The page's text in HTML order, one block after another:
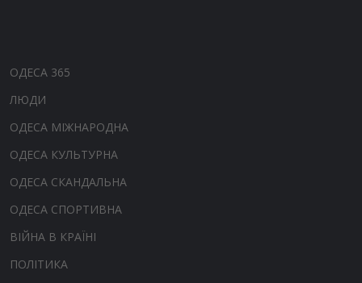
ОДЕСА 365
ЛЮДИ
ОДЕСА МІЖНАРОДНА
ОДЕСА КУЛЬТУРНА
ОДЕСА СКАНДАЛЬНА
ОДЕСА СПОРТИВНА
ВІЙНА В КРАЇНІ
ПОЛІТИКА